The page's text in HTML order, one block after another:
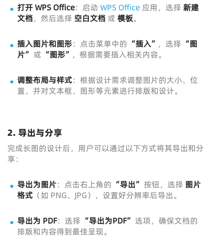
打开 WPS Office：启动 WPS Office 应用，选择 新建
文档，然后选择 空白文档 或 模板。
插入图片和图形：点击菜单中的 “插入” ，选择 “图
片” 或 “图形” ，根据需要插入相关内容。
调整布局与样式：根据设计需求调整图片的大小、位
置，并对文本框、图形等元素进行排版和设计。
2. 导出与分享
完成长图的设计后，用户可以通过以下方式将其导出和分
享：
导出为图片：点击右上角的 “导出” 按钮，选择 图片
格式 （如 PNG、JPG），设置好分辨率后导出。
导出为 PDF：选择 “导出为PDF” 选项，确保文档的
排版和内容得到最佳呈现。